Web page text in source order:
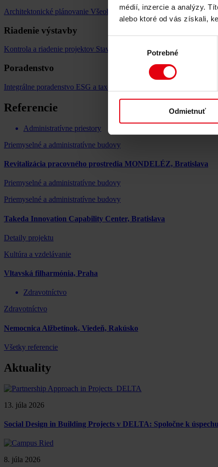
médií, inzercie a analýzy.
alebo ktoré od vás získali,
súhlasu
Potrebné
Odmietnuť
Architektonické plánovanie Všeobecné plánovanieŠtúdia
Riadenie výstavby
Kontrola a riadenie projektov Stavebný dozor Sprievodná kontrola
Poradenstvo
Integrálne poradenstvo ESG a taxonomické poradenstvo EÚ pre
Referencie
Administratívne priestory
Priemyselné a administratívne budovy
Revitalizácia pracovného prostredia MONDELÉZ, Bratislava
Priemyselné a administratívne budovy
Priemyselné a administratívne budovy
Takeda Innovation Capability Center, Bratislava
Detaily projektu
Kultúra a vzdelávanie
Vltavská filharmónia, Praha
Zdravotníctvo
Zdravotníctvo
Nemocnica Alžbetínok, Viedeň, Rakúsko
Všetky referencie
Aktuality
13. júla 2026
Social Design in Building Projects v DELTA: Spoločne k
8. júla 2026